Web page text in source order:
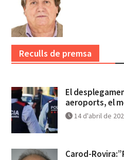
Reculls de premsa
El
aeroports, el
14 d'abril de
Carod-